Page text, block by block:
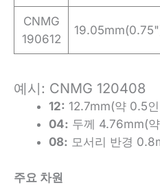
CNMG
190612
예시: CNMG 120408
12: 12.7mm(약 0.5
04: 두께 4.76mm(
08: 모서리 반경
주요 차원